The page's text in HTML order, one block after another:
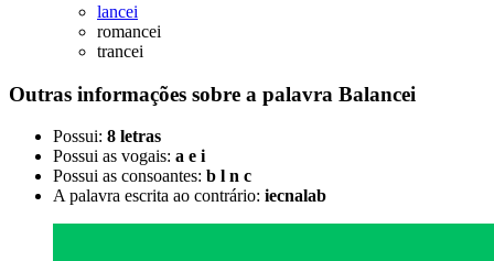
lancei
romancei
trancei
Outras informações sobre a palavra Balancei
Possui: 8 letras
Possui as vogais: a e i
Possui as consoantes: b l n c
A palavra escrita ao contrário: iecnalab